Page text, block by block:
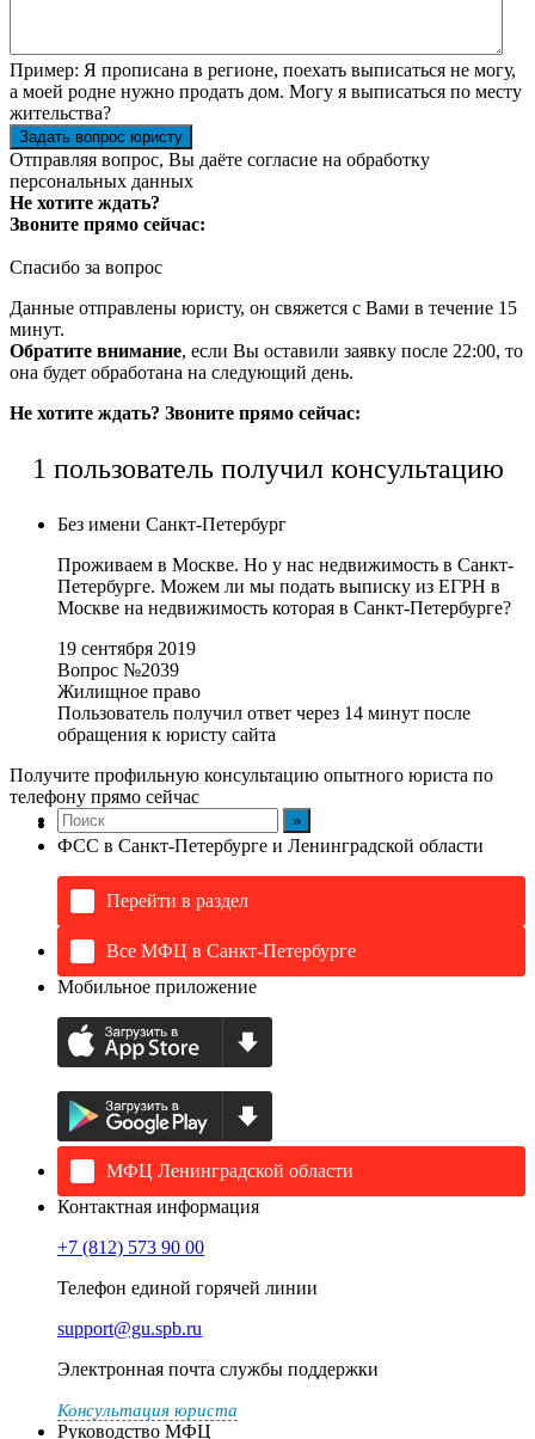
Пример: Я прописана в регионе, поехать выписаться не могу,
а моей родне нужно продать дом. Могу я выписаться по месту
жительства?
Задать вопрос юристу
Отправляя вопрос, Вы даёте согласие на обработку
персональных данных
Не хотите ждать?
Звоните прямо сейчас:
Спасибо за вопрос
Данные отправлены юристу, он свяжется с Вами в течение 15
минут.
Обратите внимание, если Вы оставили заявку после 22:00, то
она будет обработана на следующий день.
Не хотите ждать? Звоните прямо сейчас:
1 пользователь получил консультацию
Без имени Санкт-Петербург
Проживаем в Москве. Но у нас недвижимость в Санкт-
Петербурге. Можем ли мы подать выписку из ЕГРН в
Москве на недвижимость которая в Санкт-Петербурге?
19 сентября 2019
Вопрос №2039
Жилищное право
Пользователь получил ответ через 14 минут после
обращения к юристу сайта
Получите профильную консультацию опытного юриста по
телефону прямо сейчас
ФСС в Санкт-Петербурге и Ленинградской области
Перейти в раздел
Все МФЦ в Санкт-Петербурге
Мобильное приложение
МФЦ Ленинградской области
Контактная информация
+7 (812) 573 90 00
Телефон единой горячей линии
support@gu.spb.ru
Электронная почта службы поддержки
Консультация юриста
Руководство МФЦ